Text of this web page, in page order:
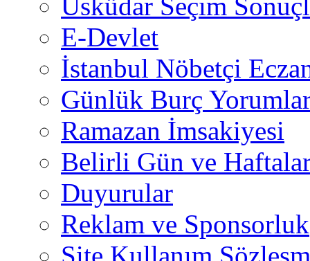
Üsküdar Seçim
E-Devlet
İstanbul Nöbetçi
Günlük Burç
Ramazan İmsakiyesi
Belirli Gün ve
Duyurular
Reklam ve Sponsorluk